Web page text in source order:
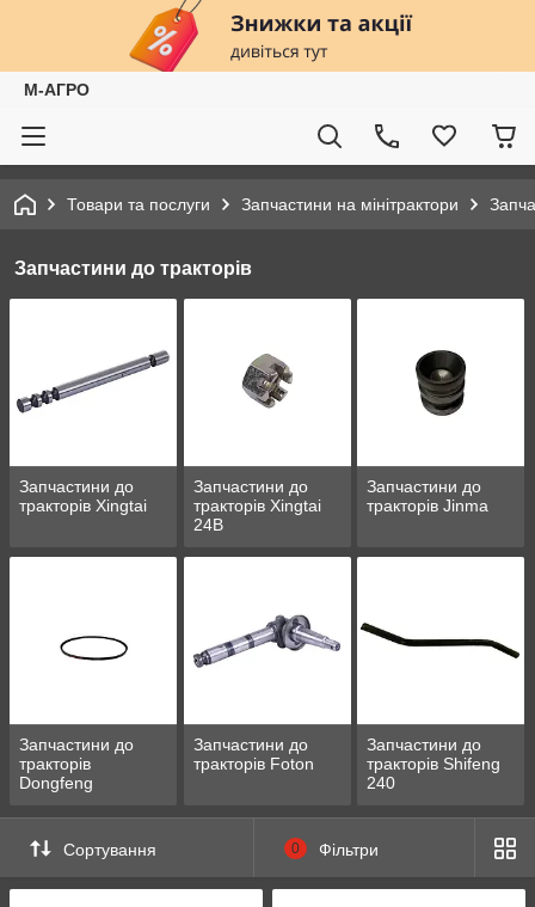
М-АГРО
Товари та послуги Запчастини на мінітрактори
Запчастини до тракторів
Запчастини до
тракторів Xingtai
Запчастини до
тракторів Xingtai
24B
Запчастини до
тракторів Jinma
Запчастини до
тракторів
Dongfeng
Запчастини до
тракторів Foton
Запчастини до
тракторів Shifeng
240
Сортування 0 Фільтри